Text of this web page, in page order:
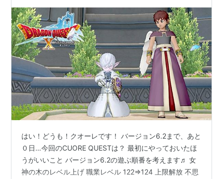
はい！どうも！クオーレです！ バージョン6.2まで、あと
０日…今回のCUORE QUESTは？ 最初にやっておいたほ
うがいいこと バージョン6.2の遊ぶ順番を考えます♬ 女
神の木のレベル上げ 職業レベル 122⇒124 上限解放 不思